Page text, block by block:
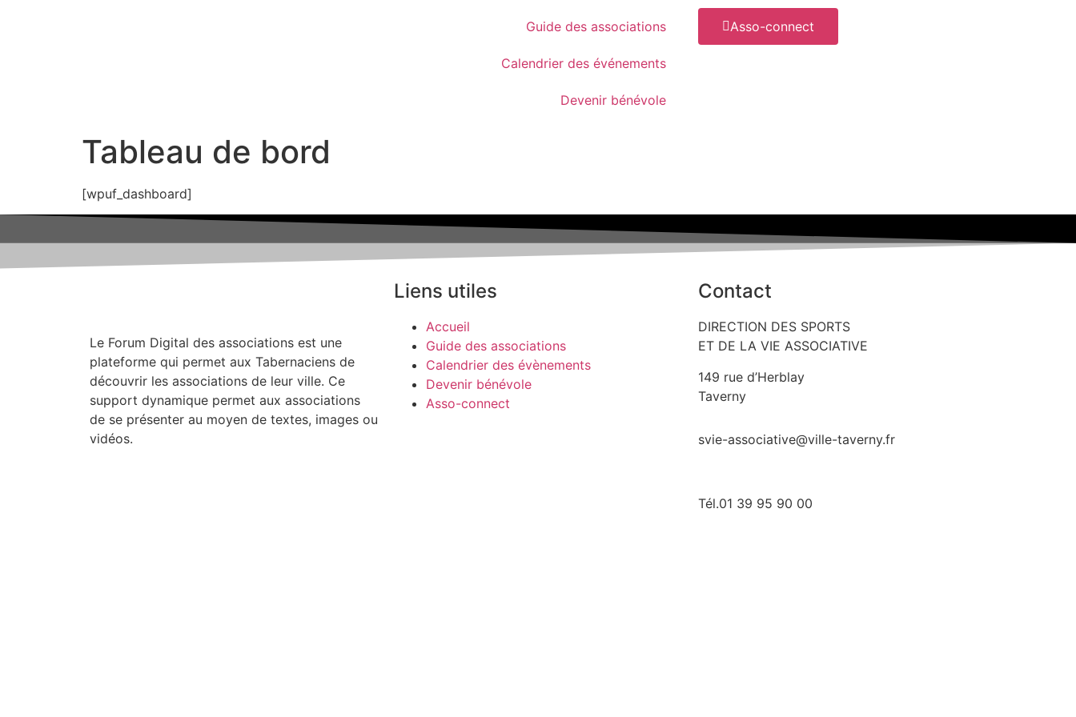
Guide des associations
Calendrier des événements
Devenir bénévole
Asso-connect
Tableau de bord
[wpuf_dashboard]
Le Forum Digital des associations est une
plateforme qui permet aux Tabernaciens de
découvrir les associations de leur ville. Ce
support dynamique permet aux associations
de se présenter au moyen de textes, images ou
vidéos.
Liens utiles
Accueil
Guide des associations
Calendrier des évènements
Devenir bénévole
Asso-connect
Contact
DIRECTION DES SPORTS
ET DE LA VIE ASSOCIATIVE
149 rue d’Herblay
Taverny
svie-associative@ville-taverny.fr
Tél.01 39 95 90 00